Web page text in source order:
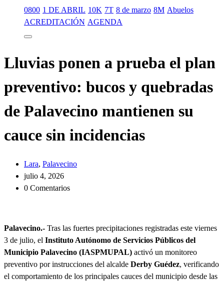
0800 1 DE ABRIL 10K 7T 8 de marzo 8M Abuelos
ACREDITACIÓN AGENDA
Lluvias ponen a prueba el plan
preventivo: bucos y quebradas
de Palavecino mantienen su
cauce sin incidencias
Lara, Palavecino
julio 4, 2026
0 Comentarios
Palavecino.- Tras las fuertes precipitaciones registradas este viernes
3 de julio, el Instituto Autónomo de Servicios Públicos del
Municipio Palavecino (IASPMUPAL) activó un monitoreo
preventivo por instrucciones del alcalde Derby Guédez, verificando
el comportamiento de los principales cauces del municipio desde las